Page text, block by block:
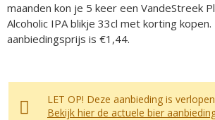
maanden kon je 5 keer een VandeStreek
Alcoholic IPA blikje 33cl met korting
aanbiedingsprijs is €1,44.
LET OP! Deze aanbieding is
Bekijk hier de actuele bier